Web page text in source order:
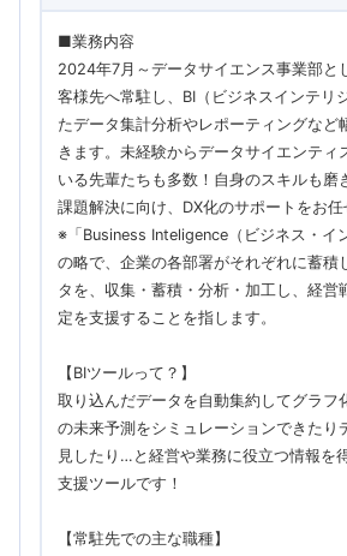
■業務内容
2024年7月～データサイエンス事業部と
客様先へ常駐し、BI（ビジネスインテリ
たデータ集計分析やレポーティングなど
きます。未経験からデータサイエンティ
いる先輩たちも多数！自身のスキルも磨
課題解決に向け、DX化のサポートをお任
※「Business Inteligence（ビジネス・イ
の略で、企業の各部署がそれぞれに蓄積
タを、収集・蓄積・分析・加工し、経営
定を支援することを指します。
【BIツールって？】
取り込んだデータを自動集約してグラフ
の未来予測をシミュレーションできたり
見したり…と経営や業務に役立つ情報を
支援ツールです！
【常駐先での主な職種】